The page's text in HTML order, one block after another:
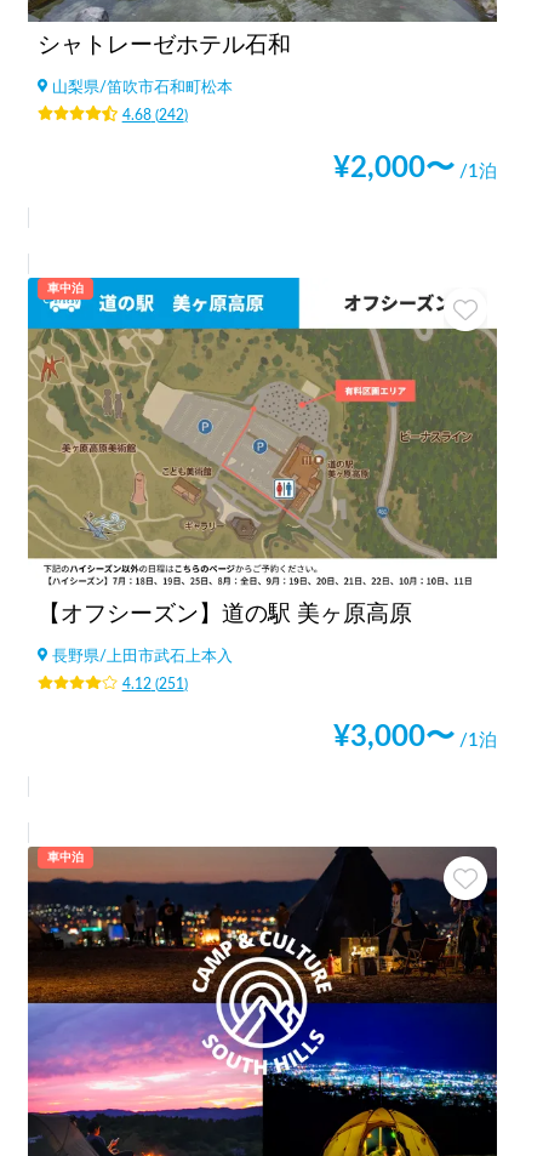
シャトレーゼホテル石和
山梨県/笛吹市石和町松本
4.68(242)
¥2,000〜 /1泊
車中泊
【オフシーズン】道の駅 美ヶ原高原
長野県/ 上田市武石上本入
4.12(251 )
¥3,000〜 /1泊
車中泊